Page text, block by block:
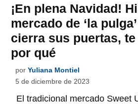
¡En plena Navidad!
mercado de ‘la
cierra sus puertas,
por qué
por Yuliana Montiel
5 de diciembre de 2023
El tradicional mercado Sweet